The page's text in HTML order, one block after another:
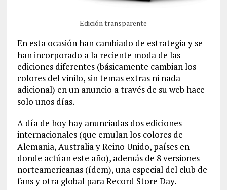
Edición transparente
En esta ocasión han cambiado de estrategia y se
han incorporado a la reciente moda de las
ediciones diferentes (básicamente cambian los
colores del vinilo, sin temas extras ni nada
adicional) en un anuncio a través de su web hace
solo unos días.
A día de hoy hay anunciadas dos ediciones
internacionales (que emulan los colores de
Alemania, Australia y Reino Unido, países en
donde actúan este año), además de 8 versiones
norteamericanas (ídem), una especial del club de
fans y otra global para Record Store Day.